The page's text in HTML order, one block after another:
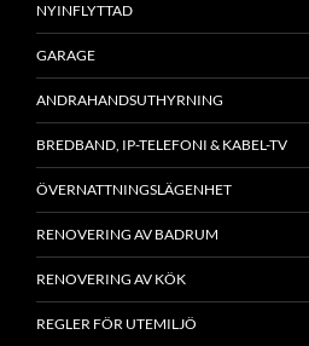
NYINFLYTTAD
GARAGE
ANDRAHANDSUTHYRNING
BREDBAND, IP-TELEFONI & KABEL-TV
ÖVERNATTNINGSLÄGENHET
RENOVERING AV BADRUM
RENOVERING AV KÖK
REGLER FÖR UTEMILJÖ